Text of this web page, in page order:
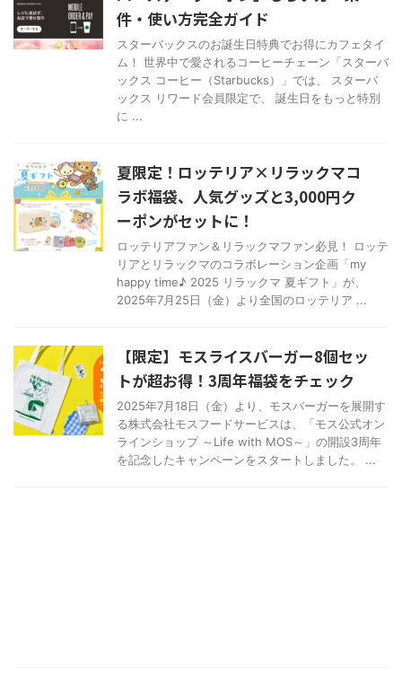
件・使い方完全ガイド
スターバックスのお誕生日特典でお得にカフェタイ
ム！ 世界中で愛されるコーヒーチェーン「スターバ
ックス コーヒー（Starbucks）」では、 スターバ
ックス リワード会員限定で、 誕生日をもっと特別
に ...
夏限定！ロッテリア×リラックマコ
ラボ福袋、人気グッズと3,000円ク
ーポンがセットに！
ロッテリアファン＆リラックマファン必見！ ロッテ
リアとリラックマのコラボレーション企画「my
happy time♪ 2025 リラックマ 夏ギフト」が、
2025年7月25日（金）より全国のロッテリア ...
【限定】モスライスバーガー8個セッ
トが超お得！3周年福袋をチェック
2025年7月18日（金）より、モスバーガーを展開す
る株式会社モスフードサービスは、「モス公式オン
ラインショップ ～Life with MOS～」の開設3周年
を記念したキャンペーンをスタートしました。 ...